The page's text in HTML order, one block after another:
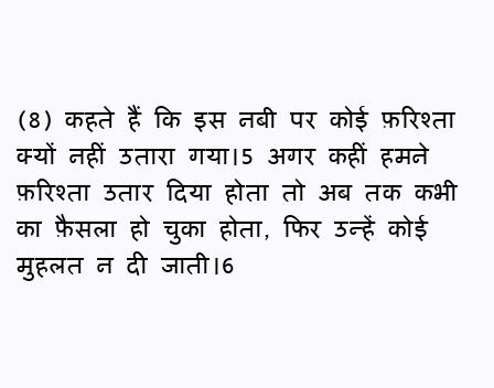
(8) कहते हैं कि इस नबी पर कोई फ़रिश्ता
क्यों नहीं उतारा गया।5 अगर कहीं हमने
फ़रिश्ता उतार दिया होता तो अब तक कभी
का फ़ैसला हो चुका होता, फिर उन्हें कोई
मुहलत न दी जाती।6